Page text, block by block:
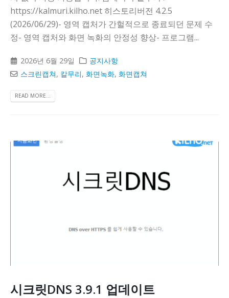
https://kalmuri.kilho.net 히스토리버전 4.2.5
(2026/06/29)- 영역 캡처가 간헐적으로 종료되던 문제 수
정- 영역 캡처와 화면 녹화의 안정성 향상- 프로그램...
2026년 6월 29일
공지사항
스크린캡쳐, 칼무리, 화면녹화, 화면캡쳐
READ MORE...
시크릿DNS 3.9.1 업데이트